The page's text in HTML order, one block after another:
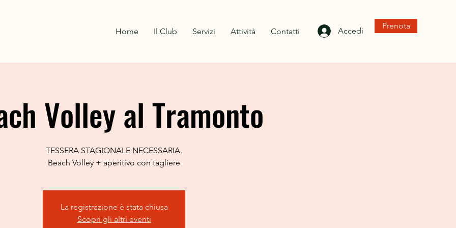
Home Il Club Servizi Attività Contatti Accedi
Prenota
Volley al Tramonto
TESSERA STAGIONALE NECESSARIA.
Beach Volley + aperitivo con tagliere
La registrazione è stata chiusa
Scopri gli altri eventi